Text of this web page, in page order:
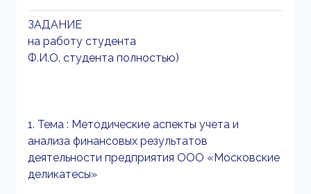
ЗАДАНИЕ
на работу студента
Ф.И.О. студента полностью)
1. Тема : Методические аспекты учета и
анализа финансовых результатов
деятельности предприятия ООО «Московские
деликатесы»